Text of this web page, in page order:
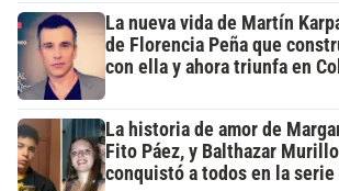
La nueva vida de Martín
de Florencia Peña que
con ella y ahora triunfa en
La historia de amor de
Fito Páez, y Balthazar
conquistó a todos en la serie